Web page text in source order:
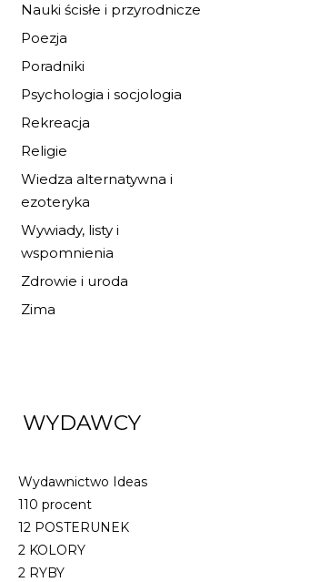
Nauki ścisłe i przyrodnicze
Poezja
Poradniki
Psychologia i socjologia
Rekreacja
Religie
Wiedza alternatywna i
ezoteryka
Wywiady, listy i
wspomnienia
Zdrowie i uroda
Zima
WYDAWCY
Wydawnictwo Ideas
110 procent
12 POSTERUNEK
2 KOLORY
2 RYBY